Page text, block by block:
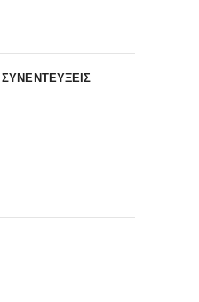
ΣΥΝΕΝΤΕΎΞΕΙΣ